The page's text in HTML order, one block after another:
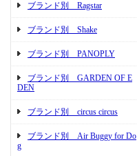
ブランド別 Ragstar
ブランド別 Shake
ブランド別 PANOPLY
ブランド別 GARDEN OF E
DEN
ブランド別 circus circus
ブランド別 Air Buggy for Do
g